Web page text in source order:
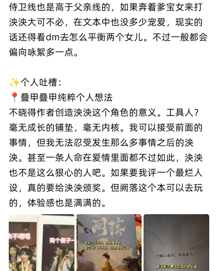
侍卫线也是高于父亲线的，如果奔着爹宝女来打
泱泱大可不必，在文本中也没多少宠爱，现实的
话还得看dm去怎么平衡两个女儿。不过一般都会
偏向咏絮多一点。
✨个人吐槽：
📍叠甲叠甲纯粹个人想法
不晓得作者创造泱泱这个角色的意义。工具人？
毫无成长的铺垫，毫无内核。我可以接受前面的
事情，但我无法忍受发生那么多事情之后的泱
泱。甚至一条人命在爱情里面都不过如此，泱泱
也不是这么狠心的人吧。如果要我评一个最烂人
设，真的要给泱泱颁奖。但阙落这个本可以去玩
的，体验感也是满满的。